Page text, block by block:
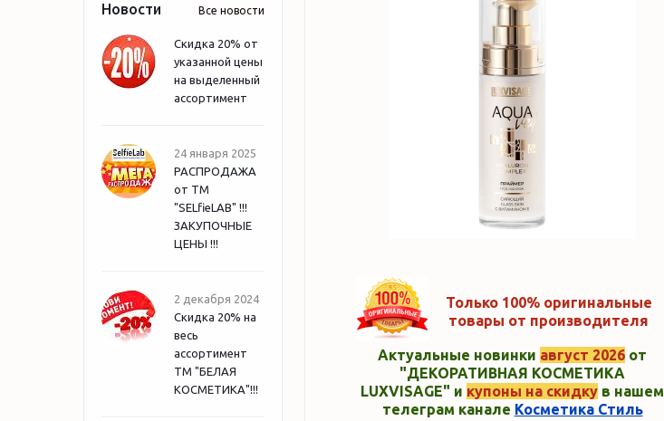
Новости Все новости
Скидка 20% от
указанной цены
на выделенный
ассортимент
24 января 2025
РАСПРОДАЖА
от ТМ
"SELfieLAB" !!!
ЗАКУПОЧНЫЕ
ЦЕНЫ !!!
2 декабря 2024
Скидка 20% на
весь
ассортимент
ТМ "БЕЛАЯ
КОСМЕТИКА"!!!
Только 100% оригинальные
товары от производителя
Актуальные новинки август 2026 от
"ДЕКОРАТИВНАЯ КОСМЕТИКА
LUXVISAGE" и купоны на скидку в нашем
телеграм канале Косметика Стиль